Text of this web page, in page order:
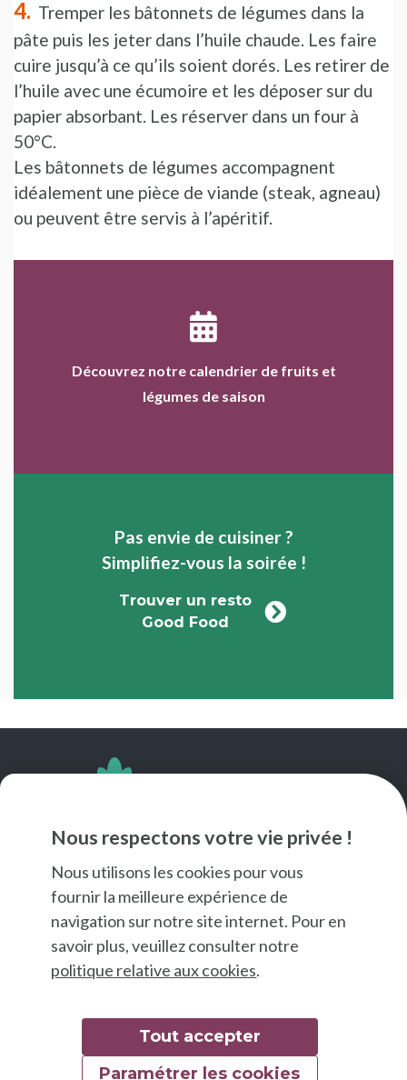
Nous respectons votre vie privée !
Nous utilisons les cookies pour vous
fournir la meilleure expérience de
navigation sur notre site internet. Pour en
savoir plus, veuillez consulter notre
politique relative aux cookies.
Tout accepter
Paramétrer les cookies
Tremper les bâtonnets de légumes dans la
pâte puis les jeter dans l’huile chaude. Les faire
cuire jusqu’à ce qu’ils soient dorés. Les retirer de
l’huile avec une écumoire et les déposer sur du
papier absorbant. Les réserver dans un four à
50°C.
Les bâtonnets de légumes accompagnent
idéalement une pièce de viande (steak, agneau)
ou peuvent être servis à l’apéritif.
Découvrez notre calendrier de fruits et
légumes de saison
Pas envie de cuisiner ?
Simplifiez-vous la soirée !
Trouver un resto
Good Food